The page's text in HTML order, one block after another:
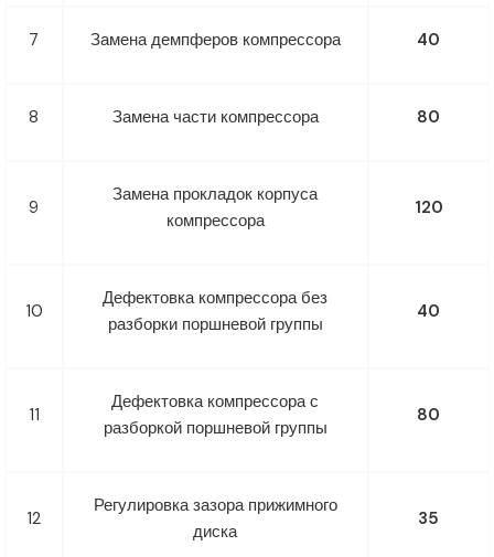
7 Замена демпферов компрессора 40
8 Замена части компрессора 80
9
Замена прокладок корпуса
компрессора
120
10
Дефектовка компрессора без
разборки поршневой группы
40
11
Дефектовка компрессора с
разборкой поршневой группы
80
12
Регулировка зазора прижимного
диска
35